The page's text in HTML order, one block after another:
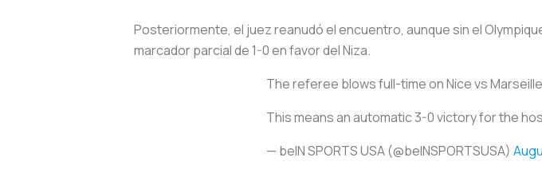
Posteriormente, el juez reanudó el encuentro, aunque sin el
marcador parcial de 1-0 en favor del Niza.
The referee blows full-time on Nice vs
This means an automatic 3-0 victory for the
— beIN SPORTS USA (@beINSPORTSUSA)